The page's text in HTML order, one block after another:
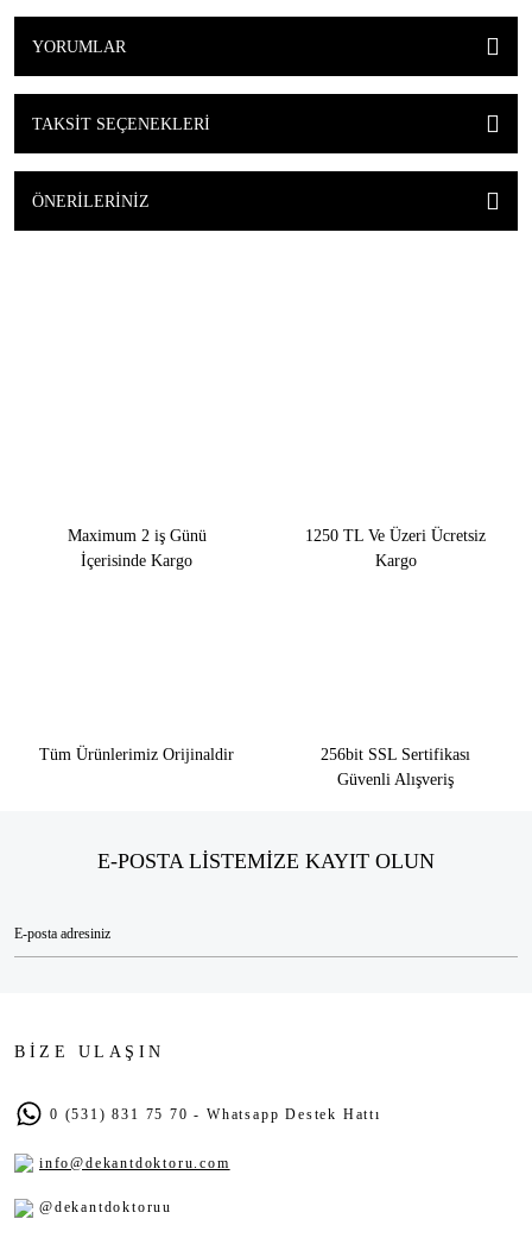
YORUMLAR
TAKSIT SEÇENEKLERI
ÖNERILERINIZ
Maximum 2 iş Günü
İçerisinde Kargo
1250 TL Ve Üzeri Ücretsiz
Kargo
Tüm Ürünlerimiz Orijinaldir
256bit SSL Sertifikası
Güvenli Alışveriş
E-POSTA LİSTEMİZE KAYIT OLUN
BİZE ULAŞIN
0 (531) 831 75 70 - Whatsapp Destek Hattı
info@dekantdoktoru.com
@dekantdoktoruu